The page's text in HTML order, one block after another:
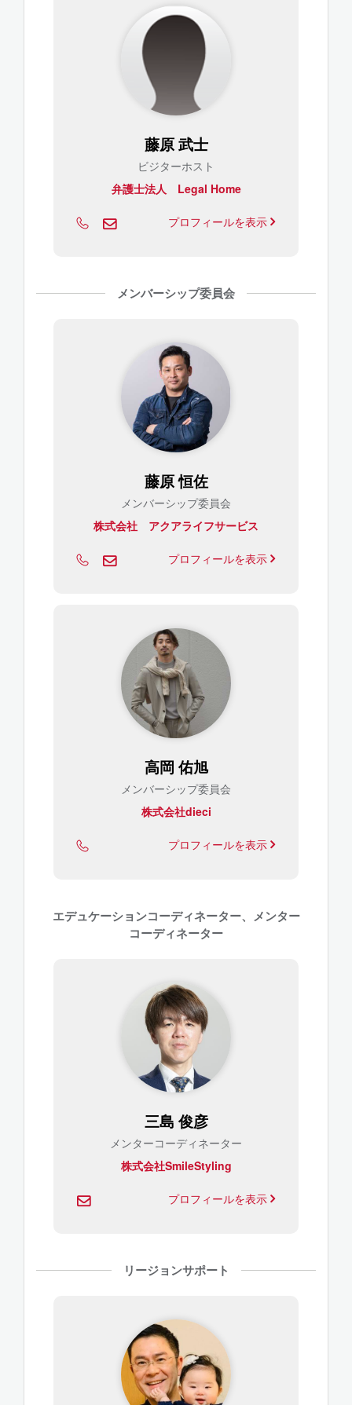
藤原 武士
ビジターホスト
弁護士法人 Legal Home
プロフィールを表示
メンバーシップ委員会
藤原 恒佐
メンバーシップ委員会
株式会社 アクアライフサービス
プロフィールを表示
高岡 佑旭
メンバーシップ委員会
株式会社dieci
プロフィールを表示
エデュケーションコーディネーター、メンター
コーディネーター
三島 俊彦
メンターコーディネーター
株式会社SmileStyling
プロフィールを表示
リージョンサポート